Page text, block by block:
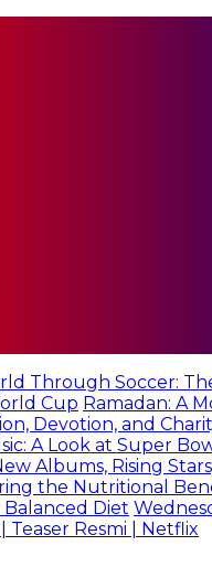
Through Soccer:
Cup Ramadan: A
Devotion, and
A Look at Super
Albums, Rising
the Nutritional
Diet
Teaser Resmi | Netflix